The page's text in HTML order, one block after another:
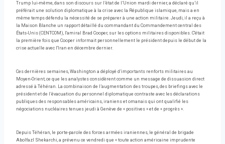
Trump lui-même, dans son discours sur l’état de l’Union mardi dernier, a déclaré qu’il
préférait une solution diplomatique à la crise avec la République islamique, mais a en
même temps défendu la nécessité de se préparer à une action militaire. Jeudi, il a reçu à
la Maison Blanche un rapport détaillé du commandant du Commandement central des
États-Unis (CENTCOM), l'amiral Brad Cooper, sur les options militaires disponibles. C'était
la première fois que Cooper informait personnellement le président depuis le début de la
crise actuelle avec l'Iran en décembre dernier.
Ces dernières semaines, Washington a déployé d’importants renforts militaires au
Moyen-Orient, ce que les analystes considèrent comme un message de dissuasion direct
adressé à Téhéran. La combinaison de l’augmentation des troupes, des briefings avec le
président et de l’évacuation du personnel diplomatique contraste avec les déclarations
publiques des responsables américains, iraniens et omanais qui ont qualifié les
négociations nucléaires tenues jeudi à Genève de « positives » et de « progrès ».
Depuis Téhéran, le porte-parole des forces armées iraniennes, le général de brigade
Abolfazl Shekarchi, a prévenu ce vendredi que « toute action américaine imprudente